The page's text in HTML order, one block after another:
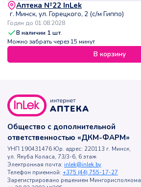
Аптека №22 InLek
г. Минск, ул. Горецкого, 2 (с/м Гиппо)
Годен до 01.08.2028
В наличии 1 шт.
Можно забрать через 15 минут
В корзину
Общество с дополнительной
ответственностью «ДКМ-ФАРМ»
УНП 190431476 Юр. адрес: 220113 г. Минск,
ул. Якуба Коласа, 73/3-6, 6 этаж
Электронная почта: inlek@inlek.by
Телефон приемной: +375 (44) 755-17-27
Зарегистрировано решением Мингорисполкома